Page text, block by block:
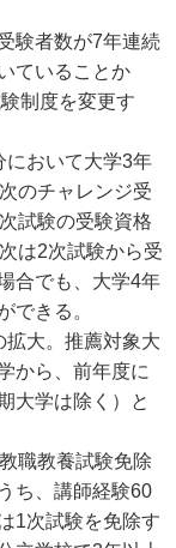
験者数が7年連続
ていることか
制度を変更す
おいて大学3年
のチャレンジ受
試験の受験資格
は2次試験から受
合でも、大学4年
できる。
大。推薦対象大
から、前年度に
大学は除く）と
職教養試験免除
ち、講師経験60
1次試験を免除す